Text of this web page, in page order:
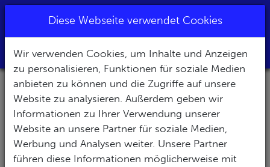
diving.de
Toggle
Ägypten
Diese Webseite verwendet Cookies
Wir verwenden Cookies, um Inhalte und Anzeigen
zu personalisieren, Funktionen für soziale Medien
anbieten zu können und die Zugriffe auf unsere
Website zu analysieren. Außerdem geben wir
Informationen zu Ihrer Verwendung unserer
Website an unsere Partner für soziale Medien,
Werbung und Analysen weiter. Unsere Partner
führen diese Informationen möglicherweise mit